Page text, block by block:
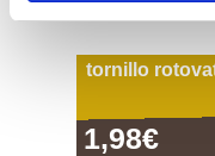
tornillo
1,98€